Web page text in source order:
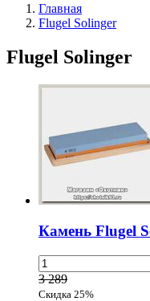
Главная
Flugel Solinger
Flugel Solinger
Камень Flugel
3 289
Скидка 25%